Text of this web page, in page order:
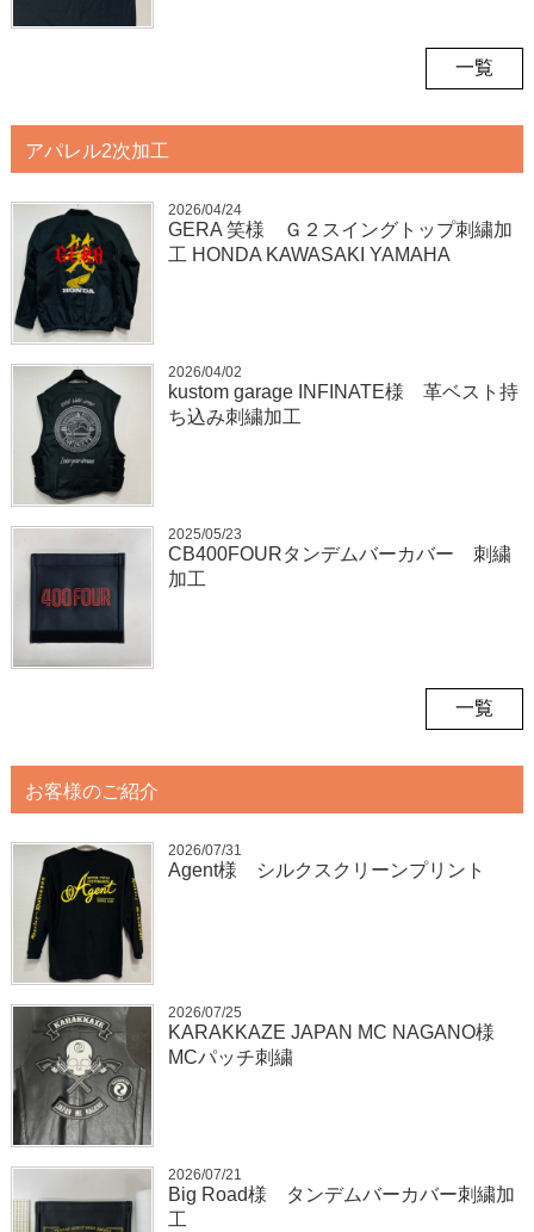
一覧
アパレル2次加工
2026/04/24
GERA 笑様 Ｇ２スイングトップ刺繍加
工 HONDA KAWASAKI YAMAHA
2026/04/02
kustom garage INFINATE様 革ベスト持
ち込み刺繍加工
2025/05/23
CB400FOURタンデムバーカバー 刺繍
加工
一覧
お客様のご紹介
2026/07/31
Agent様 シルクスクリーンプリント
2026/07/25
KARAKKAZE JAPAN MC NAGANO様
MCパッチ刺繍
2026/07/21
Big Road様 タンデムバーカバー刺繍加
工